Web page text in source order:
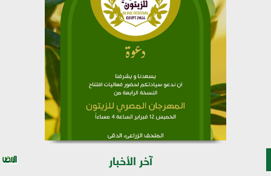
آخر الأخبار